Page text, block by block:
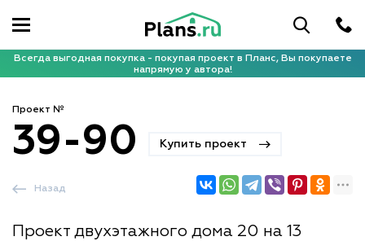
Всегда выгодная покупка - покупая проект в Планс, Вы покупаете
напрямую у автора!
Проект №
39-90 Купить проект
Проект двухэтажного дома 20 на 13
Назад